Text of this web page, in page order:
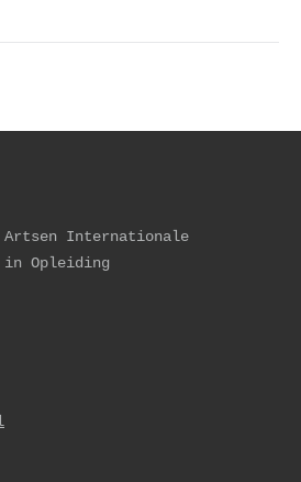
Artsen Internationale
in Opleiding